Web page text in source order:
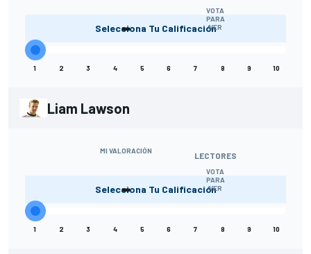
-
VOTA
PARA
VER
Selecciona Tu Calificación
1 2 3 4 5 6 7 8 9 10
Liam Lawson
MI VALORACIÓN
-
LECTORES
VOTA
PARA
VER
Selecciona Tu Calificación
1 2 3 4 5 6 7 8 9 10